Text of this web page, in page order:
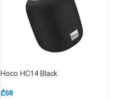
Hoco HC14 Black
₾68